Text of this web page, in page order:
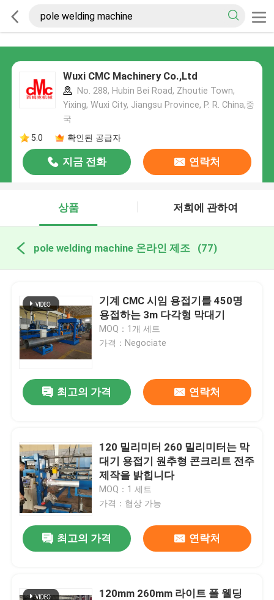
Wuxi CMC Machinery Co.,Ltd
No. 288, Hubin Bei Road, Zhoutie Town,
Yixing, Wuxi City, Jiangsu Province, P. R. China,중
국
5.0
확인된 공급자
지금 전화 연락처
상품 저희에 관하여
pole welding machine 온라인 제조 (77)
기계 CMC 시임 용접기를 450명
용접하는 3m 다각형 막대기
MOQ：1개 세트
가격：Negociate
최고의 가격 연락처
120 밀리미터 260 밀리미터는 막
대기 용접기 원추형 콘크리트 전주
제작을 밝힙니다
MOQ：1 세트
가격：협상 가능
최고의 가격 연락처
120mm 260mm 라이트 폴 웰딩